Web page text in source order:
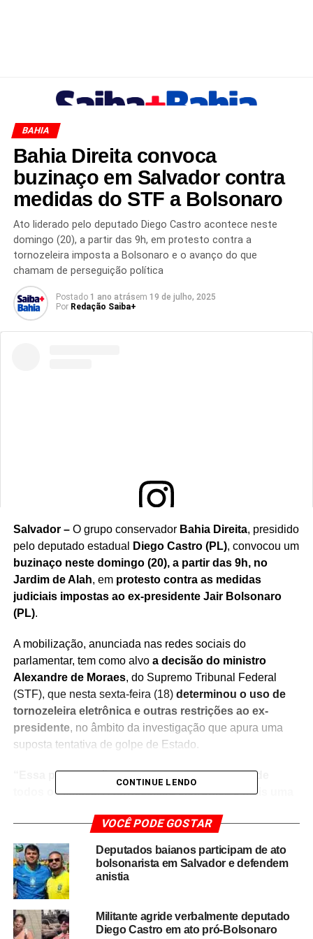
BAHIA
Bahia Direita convoca
buzinaço em Salvador contra
medidas do STF a Bolsonaro
Ato liderado pelo deputado Diego Castro acontece neste
domingo (20), a partir das 9h, em protesto contra a
tornozeleira imposta a Bolsonaro e o avanço do que
chamam de perseguição política
Postado 1 ano atrásem 19 de julho, 2025
Por Redação Saiba+
Ver essa foto no Instagram
Uma publicação compartilhada por Bahia Direita (@bahiadireita)
Salvador –O grupo conservador Bahia Direita, presidido
pelo deputado estadual
Diego Castro (PL), convocou um
buzinaço neste domingo (20), a partir das 9h, no
Jardim de Alah, em protesto contra as medidas
judiciais impostas ao ex-presidente Jair Bolsonaro
(PL).
A mobilização, anunciada nas redes sociais do
parlamentar, tem como alvo a decisão do ministro
Alexandre de Moraes, do Supremo Tribunal Federal
(STF), que nesta sexta-feira (18) determinou o uso de
tornozeleira eletrônica e outras restrições ao ex-
presidente, no âmbito da investigação que apura uma
suposta tentativa de golpe de Estado.
“Essa perseguição contra Bolsonaro passou de
todos os limites. A tornozeleira eletrônica é mais uma
Justiça. Vamos às ruas em defesa da liberdade e da
democracia”,
articulação do ato.
A concentração está marcada para as 9h, com o grupo
carros, faixas, bandeiras e apitos, numa manifestação
CONTINUE LENDO
VOCÊ PODE GOSTAR
Deputados baianos participam de ato
bolsonarista em Salvador e defendem
anistia
Militante agride verbalmente deputado
Diego Castro em ato pró-Bolsonaro